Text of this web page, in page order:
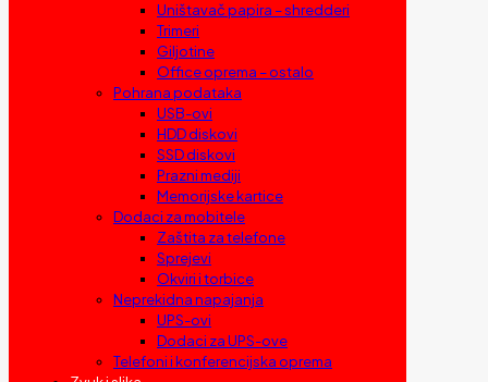
Uništavač papira – shredderi
Trimeri
Giljotine
Office oprema – ostalo
Pohrana podataka
USB-ovi
HDD diskovi
SSD diskovi
Prazni mediji
Memorijske kartice
Dodaci za mobitele
Zaštita za telefone
Sprejevi
Okviri i torbice
Neprekidna napajanja
UPS-ovi
Dodaci za UPS-ove
Telefoni i konferencijska oprema